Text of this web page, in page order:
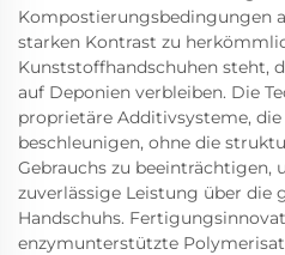
Kompostierungsbedingungen
starken Kontrast zu
Kunststoffhandschuhen steht,
auf Deponien verbleiben. Die
proprietäre Additivsysteme,
beschleunigen, ohne die
Gebrauchs zu beeinträchtigen,
zuverlässige Leistung über die
Handschuhs.
enzymunterstützte